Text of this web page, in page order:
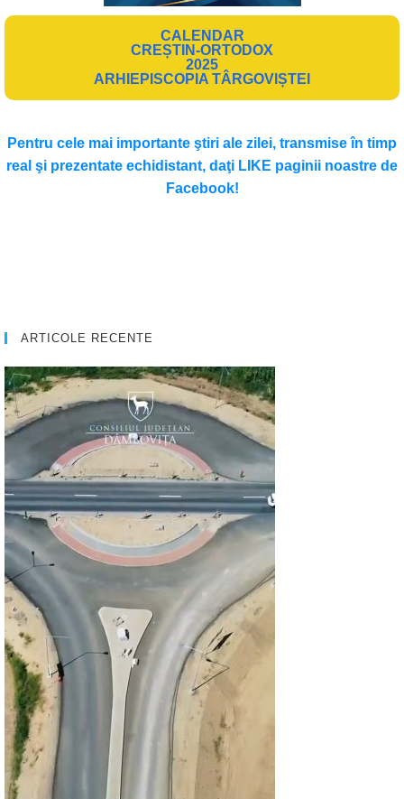
CALENDAR
CREȘTIN-ORTODOX
2025
ARHIEPISCOPIA TÂRGOVIȘTEI
Pentru cele mai importante ştiri ale zilei, transmise în timp
real şi prezentate echidistant, daţi LIKE paginii noastre de
Facebook!
ARTICOLE RECENTE